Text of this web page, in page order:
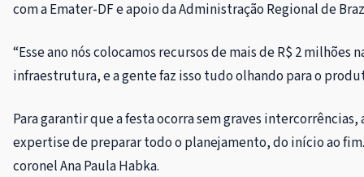
com a Emater-DF e apoio da Administração Regional de
“Esse ano nós colocamos recursos de mais de R$ 2
infraestrutura, e a gente faz isso tudo olhando para o
Para garantir que a festa ocorra sem graves
expertise de preparar todo o planejamento, do início ao
coronel Ana Paula Habka.